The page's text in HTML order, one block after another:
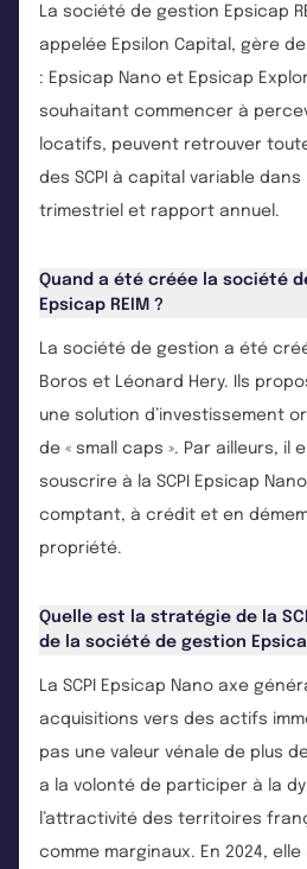
La société de gestion Epsicap
appelée Epsilon Capital, gère
: Epsicap Nano et Epsicap
souhaitant commencer à
locatifs, peuvent retrouver
des SCPI à capital variable
trimestriel et rapport annuel.
Quand a été créée la société
Epsicap REIM ?
La société de gestion a été
Boros et Léonard Hery. Ils
une solution d’investissement
de « small caps ». Par ailleurs, il
souscrire à la SCPI Epsicap
comptant, à crédit et en
propriété.
Quelle est la stratégie de la
de la société de gestion
La SCPI Epsicap Nano axe
acquisitions vers des actifs
pas une valeur vénale de plus
a la volonté de participer à la
l’attractivité des territoires
comme marginaux. En 2024,